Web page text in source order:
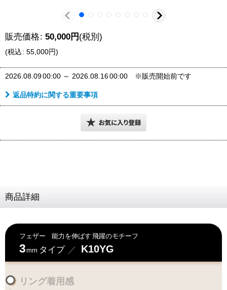
販売価格: 50,000円 (税別)
(税込: 55,000円)
2026.08.0900:00 ～ 2026.08.1600:00 ※販売開始前です
返品特約に関する重要事項
商品詳細
フェザー 能力を伸ばす 飛躍のモチーフ
3mm タイプ ／ K10YG
リング着用感